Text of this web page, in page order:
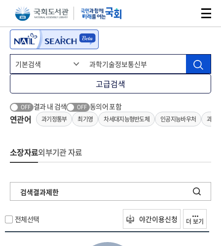
본문 바로가기주메뉴 바로가기
고급검색
OFF 결과 내 검색 OFF 동의어 포함
연관어 과기정통부 최기영 차세대지능형반도체 인공지능바우처 과기
소장자료외부기관 자료
검색결과제한
전체선택 야간이용신청 더 보기